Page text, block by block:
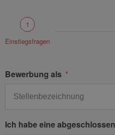
1
Einstiegsfragen
Bewerbung als
Ich habe eine